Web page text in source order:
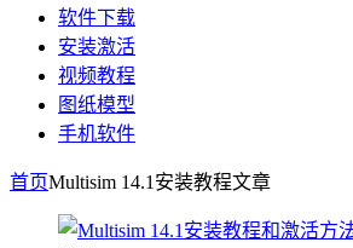
软件下载
安装激活
视频教程
图纸模型
手机软件
首页Multisim 14.1安装教程文章